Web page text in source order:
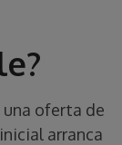
oferta de
arranca